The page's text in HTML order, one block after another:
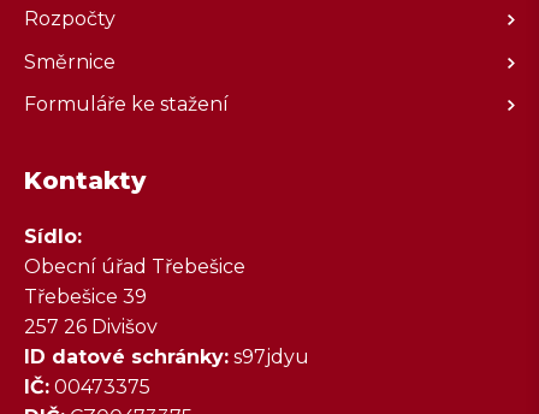
Rozpočty
Směrnice
Formuláře ke stažení
Kontakty
Sídlo:
Obecní úřad Třebešice
Třebešice 39
257 26 Divišov
ID datové schránky: s97jdyu
IČ: 00473375